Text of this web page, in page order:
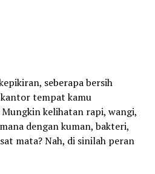
seberapa bersih
tempat kamu
kelihatan rapi, wangi,
dengan kuman, bakteri,
mata? Nah, di sinilah peran